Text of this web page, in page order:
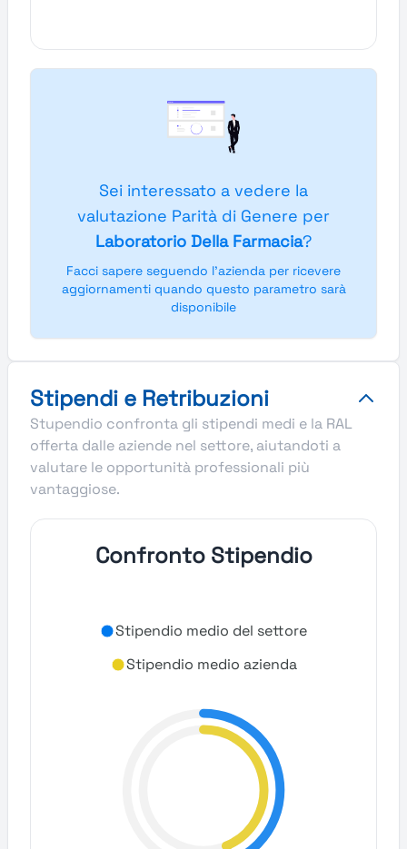
Sei interessato a vedere la
valutazione Parità di Genere per
Laboratorio Della Farmacia?
Facci sapere seguendo l'azienda per ricevere
aggiornamenti quando questo parametro sarà
disponibile
Stipendi e Retribuzioni
Stupendio confronta gli stipendi medi e la RAL
offerta dalle aziende nel settore, aiutandoti a
valutare le opportunità professionali più
vantaggiose.
Confronto Stipendio
Stipendio medio del settore
Stipendio medio azienda